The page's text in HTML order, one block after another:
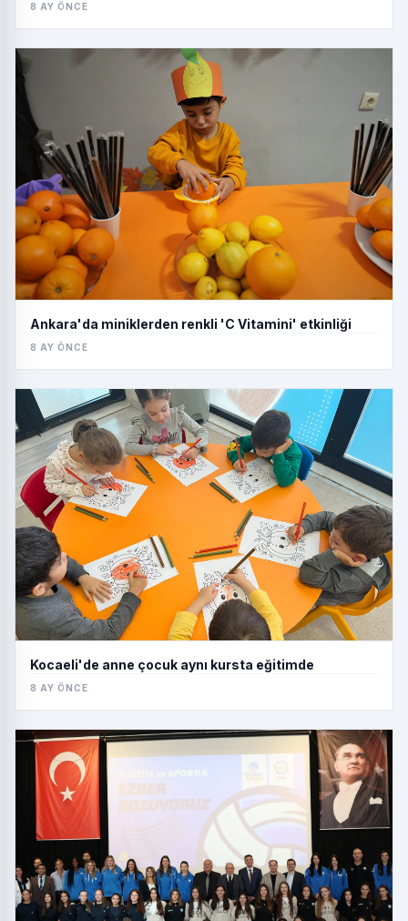
8 AY ÖNCE
Ankara'da miniklerden renkli 'C Vitamini' etkinliği
8 AY ÖNCE
Kocaeli'de anne çocuk aynı kursta eğitimde
8 AY ÖNCE